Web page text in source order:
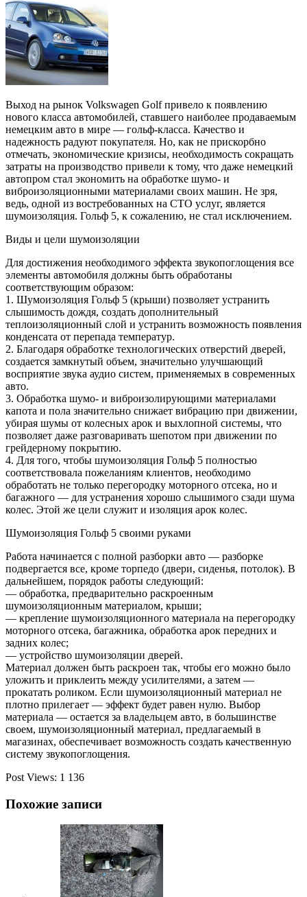
Выход на рынок Volkswagen Golf привело к появлению
нового класса автомобилей, ставшего наиболее продаваемым
немецким авто в мире — гольф-класса. Качество и
надежность радуют покупателя. Но, как не прискорбно
отмечать, экономические кризисы, необходимость сокращать
затраты на производство привели к тому, что даже немецкий
автопром стал экономить на обработке шумо- и
виброизоляционными материалами своих машин. Не зря,
ведь, одной из востребованных на СТО услуг, является
шумоизоляция. Гольф 5, к сожалению, не стал исключением.
Виды и цели шумоизоляции
Для достижения необходимого эффекта звукопоглощения все
элементы автомобиля должны быть обработаны
соответствующим образом:
1. Шумоизоляция Гольф 5 (крыши) позволяет устранить
слышимость дождя, создать дополнительный
теплоизоляционный слой и устранить возможность появления
конденсата от перепада температур.
2. Благодаря обработке технологических отверстий дверей,
создается замкнутый объем, значительно улучшающий
восприятие звука аудио систем, применяемых в современных
авто.
3. Обработка шумо- и виброизолирующими материалами
капота и пола значительно снижает вибрацию при движении,
убирая шумы от колесных арок и выхлопной системы, что
позволяет даже разговаривать шепотом при движении по
грейдерному покрытию.
4. Для того, чтобы шумоизоляция Гольф 5 полностью
соответствовала пожеланиям клиентов, необходимо
обработать не только перегородку моторного отсека, но и
багажного — для устранения хорошо слышимого сзади шума
колес. Этой же цели служит и изоляция арок колес.
Шумоизоляция Гольф 5 своими руками
Работа начинается с полной разборки авто — разборке
подвергается все, кроме торпедо (двери, сиденья, потолок). В
дальнейшем, порядок работы следующий:
— обработка, предварительно раскроенным
шумоизоляционным материалом, крыши;
— крепление шумоизоляционного материала на перегородку
моторного отсека, багажника, обработка арок передних и
задних колес;
— устройство шумоизоляции дверей.
Материал должен быть раскроен так, чтобы его можно было
уложить и приклеить между усилителями, а затем —
прокатать роликом. Если шумоизоляционный материал не
плотно прилегает — эффект будет равен нулю. Выбор
материала — остается за владельцем авто, в большинстве
своем, шумоизоляционный материал, предлагаемый в
магазинах, обеспечивает возможность создать качественную
систему звукопоглощения.
Post Views: 1 136
Похожие записи